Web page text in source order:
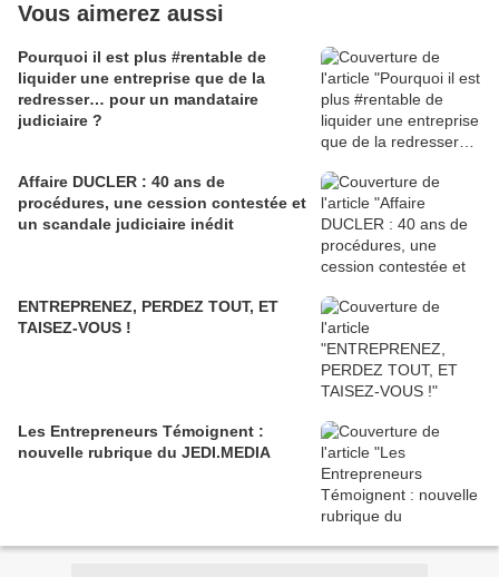
Vous aimerez aussi
Pourquoi il est plus #rentable de
liquider une entreprise que de la
redresser… pour un mandataire
judiciaire ?
Affaire DUCLER : 40 ans de
procédures, une cession contestée et
un scandale judiciaire inédit
ENTREPRENEZ, PERDEZ TOUT, ET
TAISEZ-VOUS !
Les Entrepreneurs Témoignent :
nouvelle rubrique du JEDI.MEDIA